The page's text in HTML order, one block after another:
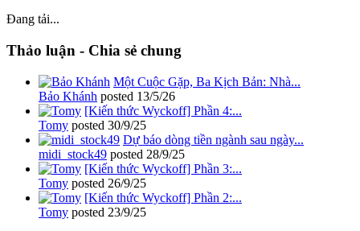
Đang tải...
Thảo luận - Chia sẻ chung
Một Cuộc Gặp, Ba Kịch Bản: Nhà...
Bảo Khánh posted 13/5/26
[Kiến thức Wyckoff] Phần 4:...
Tomy posted 30/9/25
Dự báo dòng tiền ngành sau ngày...
midi_stock49 posted 28/9/25
[Kiến thức Wyckoff] Phần 3:...
Tomy posted 26/9/25
[Kiến thức Wyckoff] Phần 2:...
Tomy posted 23/9/25